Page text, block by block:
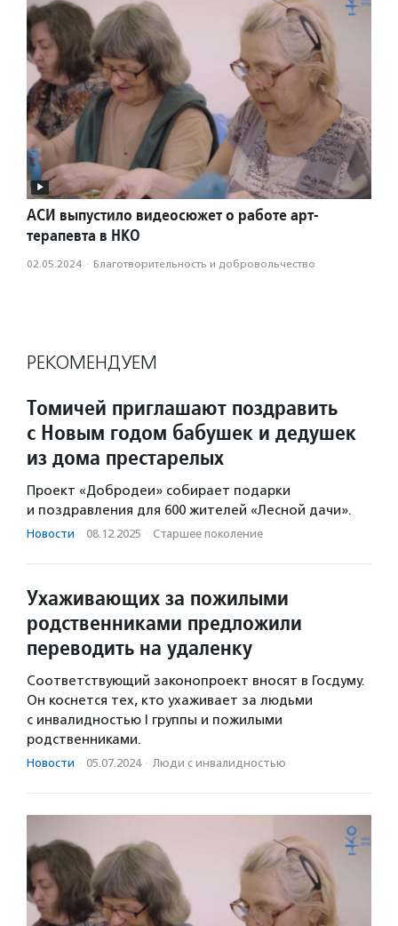
АСИ выпустило видеосюжет о работе арт-
терапевта в НКО
02.05.2024 · Благотвори­тель­ность и доброволь­чест­во
РЕКОМЕНДУЕМ
Томичей приглашают поздравить
с Новым годом бабушек и дедушек
из дома престарелых
Проект «Добродеи» собирает подарки
и поздравления для 600 жителей «Лесной дачи».
Новости · 08.12.2025 · Старшее поколение
Ухаживающих за пожилыми
родственниками предложили
переводить на удаленку
Соответствующий законопроект вносят в Госдуму.
Он коснется тех, кто ухаживает за людьми
с инвалидностью I группы и пожилыми
родственниками.
Новости · 05.07.2024 · Люди с инвалидностью